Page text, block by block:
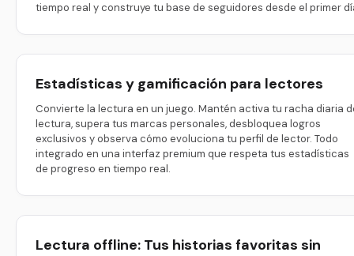
tiempo real y construye tu base de seguidores desde el primer
Estadísticas y gamificación para lectores
Convierte la lectura en un juego. Mantén activa tu racha diaria
lectura, supera tus marcas personales, desbloquea logros
exclusivos y observa cómo evoluciona tu perfil de lector. Todo
integrado en una interfaz premium que respeta tus estadísticas
de progreso en tiempo real.
Lectura offline: Tus historias favoritas sin